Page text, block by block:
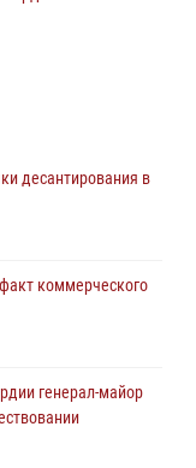
ВСУ на южном
почтили
задержаны
десантирования в
коммерческого
генерал-майор